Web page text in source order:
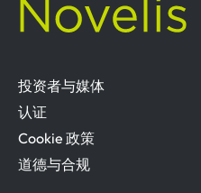
投资者与媒体
认证
Cookie 政策
道德与合规